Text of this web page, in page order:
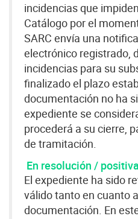
incidencias que
Catálogo por el
SARC envía una
electrónico registrado,
incidencias para su
finalizado el plazo
documentación no ha
expediente se
procederá a su cierre,
de tramitación.
En resolución / positiva
El expediente ha sido
válido tanto en cuanto
documentación. En